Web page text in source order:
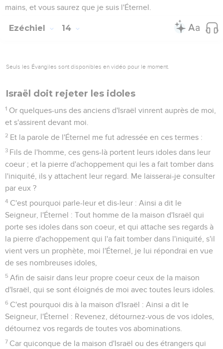
mains, et vous saurez que je suis l'Éternel.
Ezéchiel 14
Seuls les Évangiles sont disponibles en vidéo pour le moment.
Israël doit rejeter les idoles
1 Or quelques-uns des anciens d'Israël vinrent auprès de moi,
et s'assirent devant moi.
2 Et la parole de l'Éternel me fut adressée en ces termes :
3 Fils de l'homme, ces gens-là portent leurs idoles dans leur
coeur ; et la pierre d'achoppement qui les a fait tomber dans
l'iniquité, ils y attachent leur regard. Me laisserai-je consulter
par eux ?
4 C'est pourquoi parle-leur et dis-leur : Ainsi a dit le
Seigneur, l'Éternel : Tout homme de la maison d'Israël qui
porte ses idoles dans son coeur, et qui attache ses regards à
la pierre d'achoppement qui l'a fait tomber dans l'iniquité, s'il
vient vers un prophète, moi l'Éternel, je lui répondrai en vue
de ses nombreuses idoles,
5 Afin de saisir dans leur propre coeur ceux de la maison
d'Israël, qui se sont éloignés de moi avec toutes leurs idoles.
6 C'est pourquoi dis à la maison d'Israël : Ainsi a dit le
Seigneur, l'Éternel : Revenez, détournez-vous de vos idoles,
détournez vos regards de toutes vos abominations.
7 Car quiconque de la maison d'Israël ou des étrangers qui